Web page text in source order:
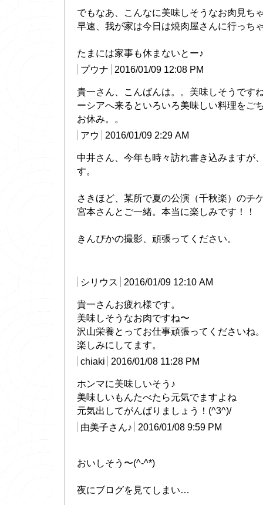
でもなあ、こんなに美味しそうなお肉見ち
早速、我が家は今日は焼肉屋さんに行っち
たまには家事も休まないとー♪
プウナ
2016/01/09 12:08 PM
貴一さん、こんばんは。。美味しそうです
ーシアへ来るといろいろ美味しい料理をご
お休み。。
アウ
2016/01/09 2:29 AM
中井さん、今年も時々訪れ書き込みますが
す。
さきほど、某所で夏の公演（千秋楽）のチ
宮本さんとご一緒。本当に楽しみです！！
きんぴかの撮影、頑張ってください。
シリウス 2016/01/09 12:10 AM
貴一さんお疲れ様です。
美味しそうなお肉ですね〜
沢山栄養とってお仕事頑張ってくださいね
楽しみにしてます。
chiaki
2016/01/08 11:28 PM
ホンマに美味しいそう♪
美味しいもんたべたら元気でますよね
元気出してがんばりましょう！(^3^)/
由美子さん♪
2016/01/08 9:59 PM
おいしそう〜(^-^*)
夜にブログを見てしまい…